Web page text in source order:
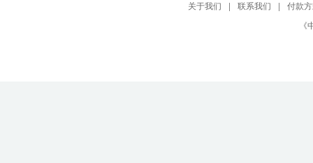
关于我们 | 联系我们 |
付款